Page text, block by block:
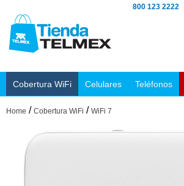
800 123 2222
Cobertura WiFi Celulares Teléfonos
Home / Cobertura WiFi / WiFi 7